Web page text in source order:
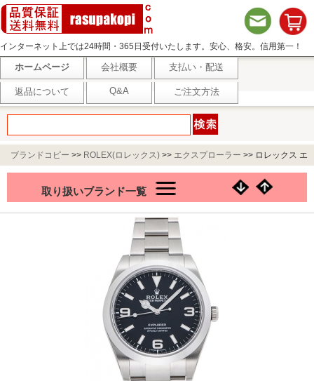
インターネット上では24時間・365日受付いたします。安心、格安。信用第一！
ホームページ 会社概要 支払い・配送
返品について Q&A ご注文方法
ブランドコピー >> ROLEX(ロレックス) >> エクスプローラー >> ロレックス エ
取り扱いブランド一覧